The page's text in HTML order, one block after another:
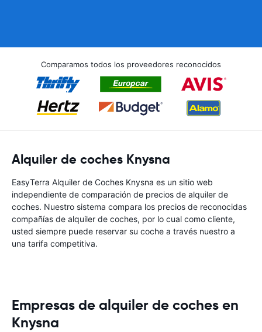
Comparamos todos los proveedores reconocidos
Alquiler de coches Knysna
EasyTerra Alquiler de Coches Knysna es un sitio web
independiente de comparación de precios de alquiler de
coches. Nuestro sistema compara los precios de reconocidas
compañías de alquiler de coches, por lo cual como cliente,
usted siempre puede reservar su coche a través nuestro a
una tarifa competitiva.
Empresas de alquiler de coches en
Knysna